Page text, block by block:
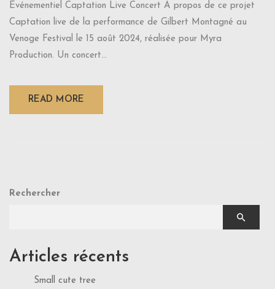
Événementiel Captation Live Concert À propos de ce projet
Captation live de la performance de Gilbert Montagné au
Venoge Festival le 15 août 2024, réalisée pour Myra
Production. Un concert...
READ MORE
Rechercher
Articles récents
Small cute tree